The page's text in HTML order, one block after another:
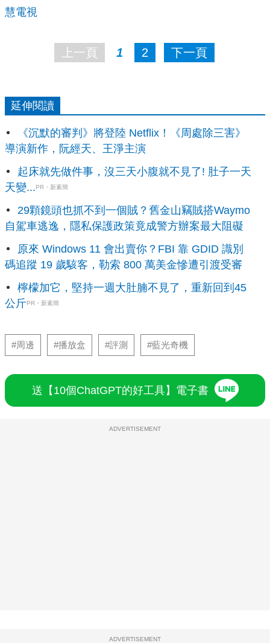
慧電視
上一頁 1 2 下一頁
延伸閱讀
《沉默的審判》將登陸 Netflix！《周處除三害》
導演新作，阮經天、王淨主演
起床就先做件事，沒三天小腹就不見了! 肚子一天
天變...PR・新素簡
29顆鏡頭也抓不到一個賊？舊金山竊賊搭Waymo
自駕車逃逸，隱私保護政策竟成警方辦案最大阻礙
原來 Windows 11 會出賣你？FBI 靠 GDID 識別
碼追蹤 19 歲駭客，勒索 800 萬美金慘遭引渡受審
檸檬加它，堅持一週大肚腩不見了，重新回到45
公斤PR・新素簡
#周邊 #播放盒 #評測 #藍光奇機
送【10個ChatGPT的好工具】電子書
ADVERTISEMENT
ADVERTISEMENT